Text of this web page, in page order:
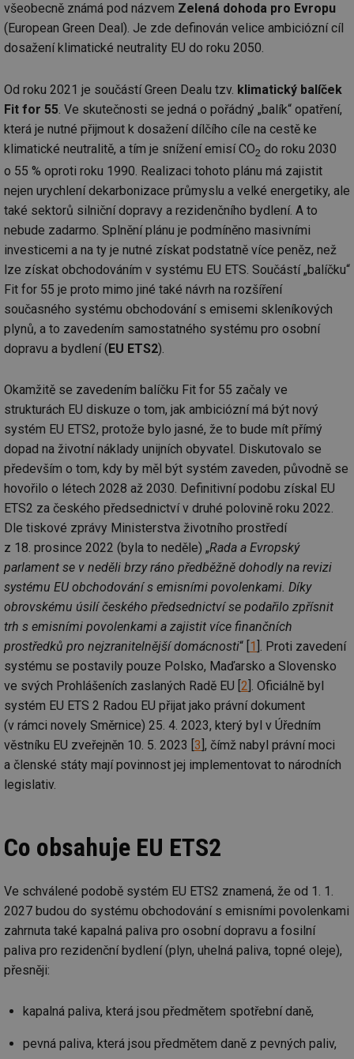
všeobecně známá pod názvem Zelená dohoda pro Evropu
(European Green Deal). Je zde definován velice ambiciózní cíl
dosažení klimatické neutrality EU do roku 2050.
Od roku 2021 je součástí Green Dealu tzv. klimatický balíček
Fit for 55 . Ve skutečnosti se jedná o pořádný „balík“ opatření,
která je nutné přijmout k dosažení dílčího cíle na cestě ke
klimatické neutralitě, a tím je snížení emisí CO2 do roku 2030
o 55 % oproti roku 1990. Realizaci tohoto plánu má zajistit
nejen urychlení dekarbonizace průmyslu a velké energetiky, ale
také sektorů silniční dopravy a rezidenčního bydlení. A to
nebude zadarmo. Splnění plánu je podmíněno masivními
investicemi a na ty je nutné získat podstatně více peněz, než
lze získat obchodováním v systému EU ETS. Součástí „balíčku“
Fit for 55 je proto mimo jiné také návrh na rozšíření
současného systému obchodování s emisemi skleníkových
plynů, a to zavedením samostatného systému pro osobní
dopravu a bydlení (EU ETS2).
Okamžitě se zavedením balíčku Fit for 55 začaly ve
strukturách EU diskuze o tom, jak ambiciózní má být nový
systém EU ETS2, protože bylo jasné, že to bude mít přímý
dopad na životní náklady unijních obyvatel. Diskutovalo se
především o tom, kdy by měl být systém zaveden, původně se
hovořilo o létech 2028 až 2030. Definitivní podobu získal EU
ETS2 za českého předsednictví v druhé polovině roku 2022.
Dle tiskové zprávy Ministerstva životního prostředí
z 18. prosince 2022 (byla to neděle) „Rada a Evropský
parlament se v neděli brzy ráno předběžně dohodly na revizi
systému EU obchodování s emisními povolenkami. Díky
obrovskému úsilí českého předsednictví se podařilo zpřísnit
trh s emisními povolenkami a zajistit více finančních
prostředků pro nejzranitelnější domácnosti“ [ 1 ]. Proti zavedení
systému se postavily pouze Polsko, Maďarsko a Slovensko
ve svých Prohlášeních zaslaných Radě EU [ 2 ]. Oficiálně byl
systém EU ETS 2 Radou EU přijat jako právní dokument
(v rámci novely Směrnice) 25. 4. 2023, který byl v Úředním
věstníku EU zveřejněn 10. 5. 2023 [ 3 ], čímž nabyl právní moci
a členské státy mají povinnost jej implementovat to národních
legislativ.
Co obsahuje EU ETS2
Ve schválené podobě systém EU ETS2 znamená, že od 1. 1.
2027 budou do systému obchodování s emisními povolenkami
zahrnuta také kapalná paliva pro osobní dopravu a fosilní
paliva pro rezidenční bydlení (plyn, uhelná paliva, topné oleje),
přesněji:
kapalná paliva, která jsou předmětem spotřební daně,
pevná paliva, která jsou předmětem daně z pevných paliv,